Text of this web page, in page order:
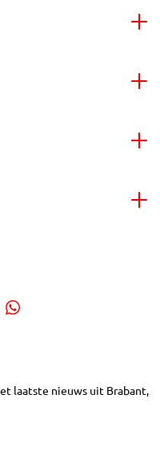
laatste nieuws uit Brabant,